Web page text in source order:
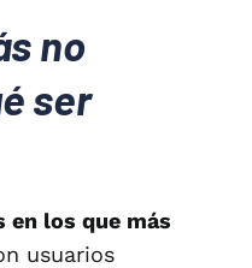
no
ser
en los que más
usuarios